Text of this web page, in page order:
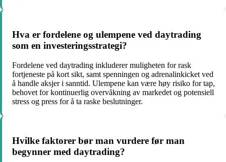
Hva er fordelene og ulempene ved daytrading
som en investeringsstrategi?
Fordelene ved daytrading inkluderer muligheten for rask
fortjeneste på kort sikt, samt spenningen og adrenalinkicket ved
å handle aksjer i sanntid. Ulempene kan være høy risiko for tap,
behovet for kontinuerlig overvåkning av markedet og potensiell
stress og press for å ta raske beslutninger.
Hvilke faktorer bør man vurdere før man
begynner med daytrading?